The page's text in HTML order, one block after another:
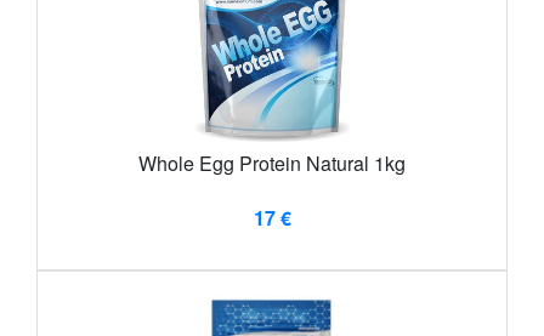
Whole Egg Protein Natural 1kg
17 €